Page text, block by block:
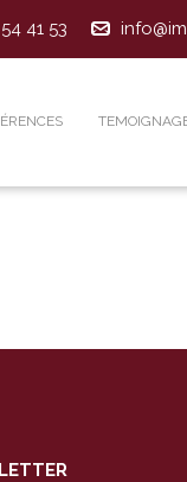
41 53